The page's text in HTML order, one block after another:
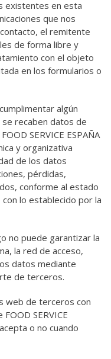
existentes en esta
que nos
el remitente
de forma libre y
con el objeto
en los formularios o
algún
recaben datos de
SERVICE ESPAÑA
y organizativa
de los datos
pérdidas,
conforme al estado
lo establecido por la
no puede garantizar la
la red de acceso,
datos mediante
de terceros.
web de terceros con
SERVICE
o no cuando